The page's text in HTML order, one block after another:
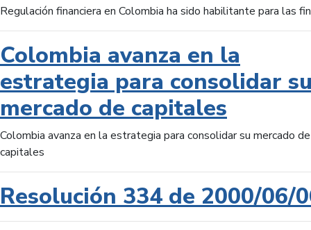
Regulación financiera en Colombia ha sido habilitante para las
Colombia avanza en la
estrategia para consolidar
mercado de capitales
Colombia avanza en la estrategia para consolidar su mercado de
capitales
Resolución 334 de 2000/06/